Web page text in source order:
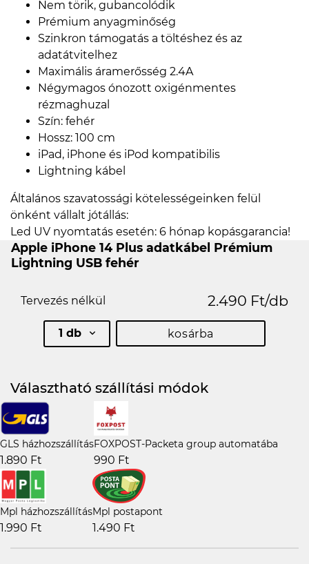
Nem törik, gubancolódik
Prémium anyagminőség
Szinkron támogatás a töltéshez és az
adatátvitelhez
Maximális áramerősség 2.4A
Négymagos ónozott oxigénmentes
rézmaghuzal
Szín: fehér
Hossz: 100 cm
iPad, iPhone és iPod kompatibilis
Lightning kábel
Általános szavatossági kötelességeinken felül
önként vállalt jótállás:
Led UV nyomtatás esetén: 6 hónap kopásgarancia!
Apple iPhone 14 Plus adatkábel Prémium
Lightning USB fehér
Tervezés nélkül 2.490 Ft/db
1 db kosárba
Választható szállítási módok
GLS házhozszállítás
1.890 Ft
FOXPOST-Packeta group automatába
990 Ft
Mpl házhozszállítás
1.990 Ft
Mpl postapont
1.490 Ft